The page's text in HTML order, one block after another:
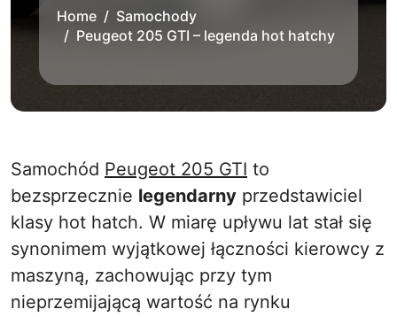
Home
Samochody
Peugeot 205 GTI – legenda hot hatchy
Samochód Peugeot 205 GTI to
bezsprzecznie legendarny przedstawiciel
klasy hot hatch. W miarę upływu lat stał się
synonimem wyjątkowej łączności kierowcy z
maszyną, zachowując przy tym
nieprzemijającą wartość na rynku